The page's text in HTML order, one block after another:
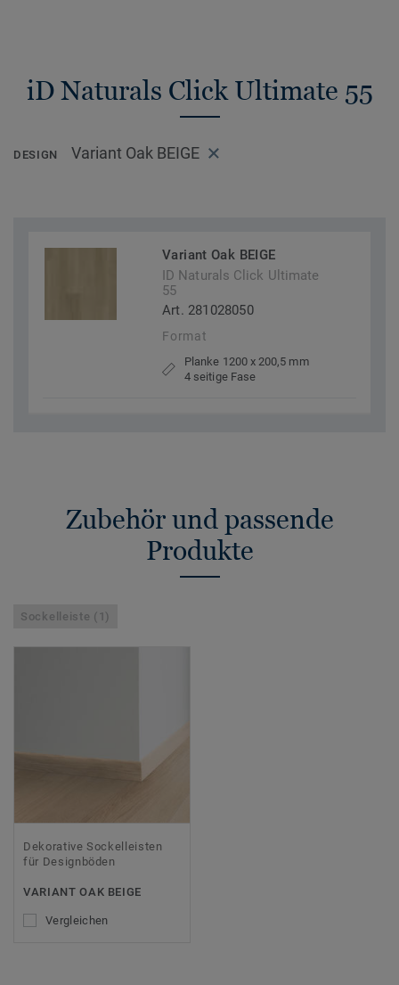
iD Naturals Click Ultimate 55
DESIGN Variant Oak BEIGE
Variant Oak BEIGE
ID Naturals Click Ultimate
55
Art. 281028050
Format
Planke 1200 x 200,5 mm
4 seitige Fase
Zubehör und passende
Produkte
Sockelleiste (1)
Dekorative Sockelleisten
für Designböden
VARIANT OAK BEIGE
Vergleichen